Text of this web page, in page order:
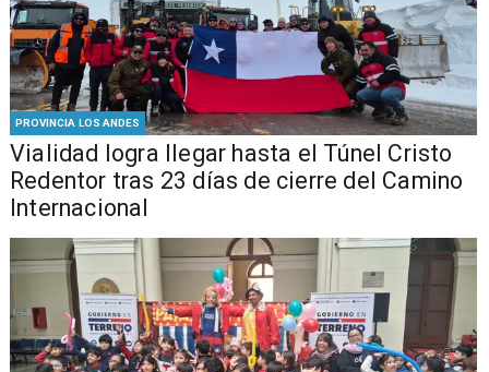
PROVINCIA LOS ANDES
Vialidad logra llegar hasta el Túnel Cristo
Redentor tras 23 días de cierre del Camino
Internacional